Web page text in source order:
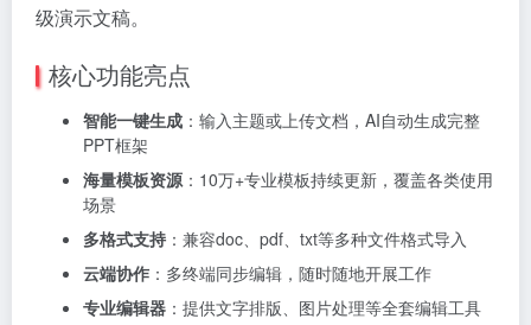
级演示文稿。
核心功能亮点
智能一键生成 ：输入主题或上传文档，AI自动生成完整
PPT框架
海量模板资源：10万+专业模板持续更新，覆盖各类使用
场景
多格式支持 ：兼容doc、pdf、txt等多种文件格式导入
云端协作 ：多终端同步编辑，随时随地开展工作
专业编辑器 ：提供文字排版、图片处理等全套编辑工具